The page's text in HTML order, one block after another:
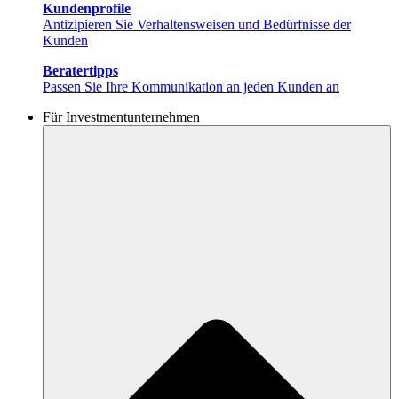
Kundenprofile
Antizipieren Sie Verhaltensweisen und Bedürfnisse der
Kunden
Beratertipps
Passen Sie Ihre Kommunikation an jeden Kunden an
Für Investmentunternehmen